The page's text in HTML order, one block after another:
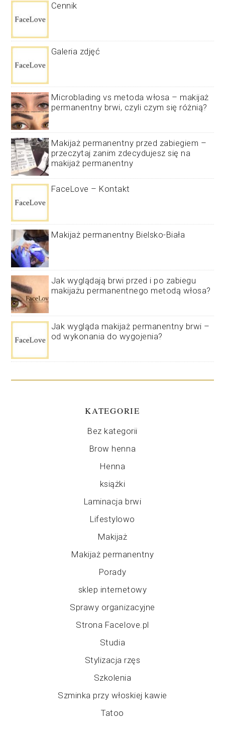
Cennik
Galeria zdjęć
Microblading vs metoda włosa – makijaż
permanentny brwi, czyli czym się różnią?
Makijaż permanentny przed zabiegiem –
przeczytaj zanim zdecydujesz się na
makijaż permanentny
FaceLove – Kontakt
Makijaż permanentny Bielsko-Biała
Jak wyglądają brwi przed i po zabiegu
makijażu permanentnego metodą włosa?
Jak wygląda makijaż permanentny brwi –
od wykonania do wygojenia?
KATEGORIE
Bez kategorii
Brow henna
Henna
książki
Laminacja brwi
Lifestylowo
Makijaż
Makijaż permanentny
Porady
sklep internetowy
Sprawy organizacyjne
Strona Facelove.pl
Studia
Stylizacja rzęs
Szkolenia
Szminka przy włoskiej kawie
Tatoo